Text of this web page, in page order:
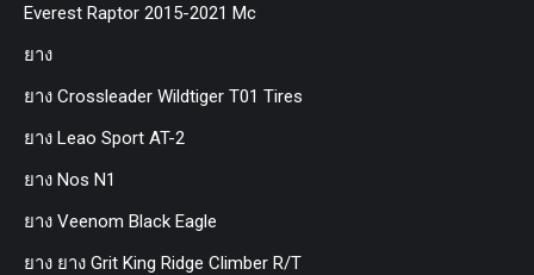
Everest Raptor 2015-2021 Mc
ยาง
ยาง Crossleader Wildtiger T01 Tires
ยาง Leao Sport AT-2
ยาง Nos N1
ยาง Veenom Black Eagle
ยาง ยาง Grit King Ridge Climber R/T